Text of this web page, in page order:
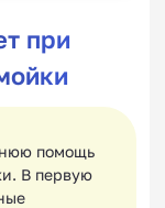
при
помощь
В первую